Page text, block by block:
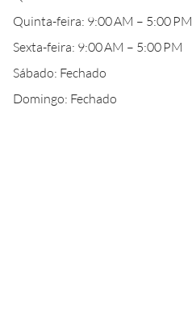
Quinta-feira: 9:00 AM – 5:00 PM
Sexta-feira: 9:00 AM – 5:00 PM
Sábado: Fechado
Domingo: Fechado